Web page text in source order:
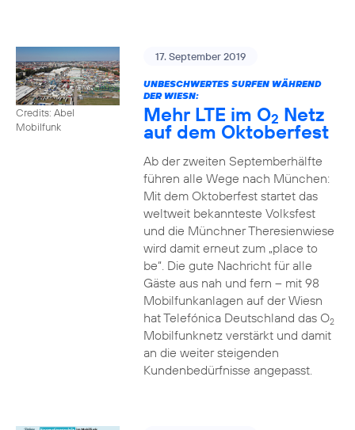
Credits: Abel
Mobilfunk
17. September 2019
UNBESCHWERTES SURFEN WÄHREND
DER WIESN:
Mehr LTE im O2 Netz
auf dem Oktoberfest
Ab der zweiten Septemberhälfte
führen alle Wege nach München:
Mit dem Oktoberfest startet das
weltweit bekannteste Volksfest
und die Münchner Theresienwiese
wird damit erneut zum „place to
be“. Die gute Nachricht für alle
Gäste aus nah und fern – mit 98
Mobilfunkanlagen auf der Wiesn
hat Telefónica Deutschland das O2
Mobilfunknetz verstärkt und damit
an die weiter steigenden
Kundenbedürfnisse angepasst.